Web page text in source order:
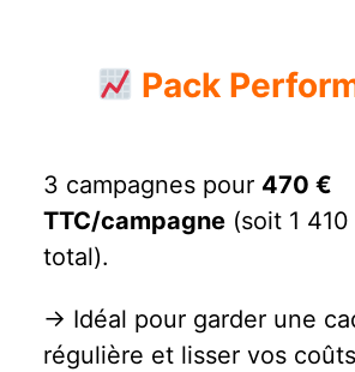
Pack
3 campagnes pour 470 €
TTC/campagne(soit 1 410
total).
→ Idéal pour garder une
régulière et lisser vos